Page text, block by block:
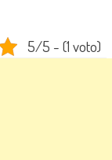
5/5 - (1 voto)